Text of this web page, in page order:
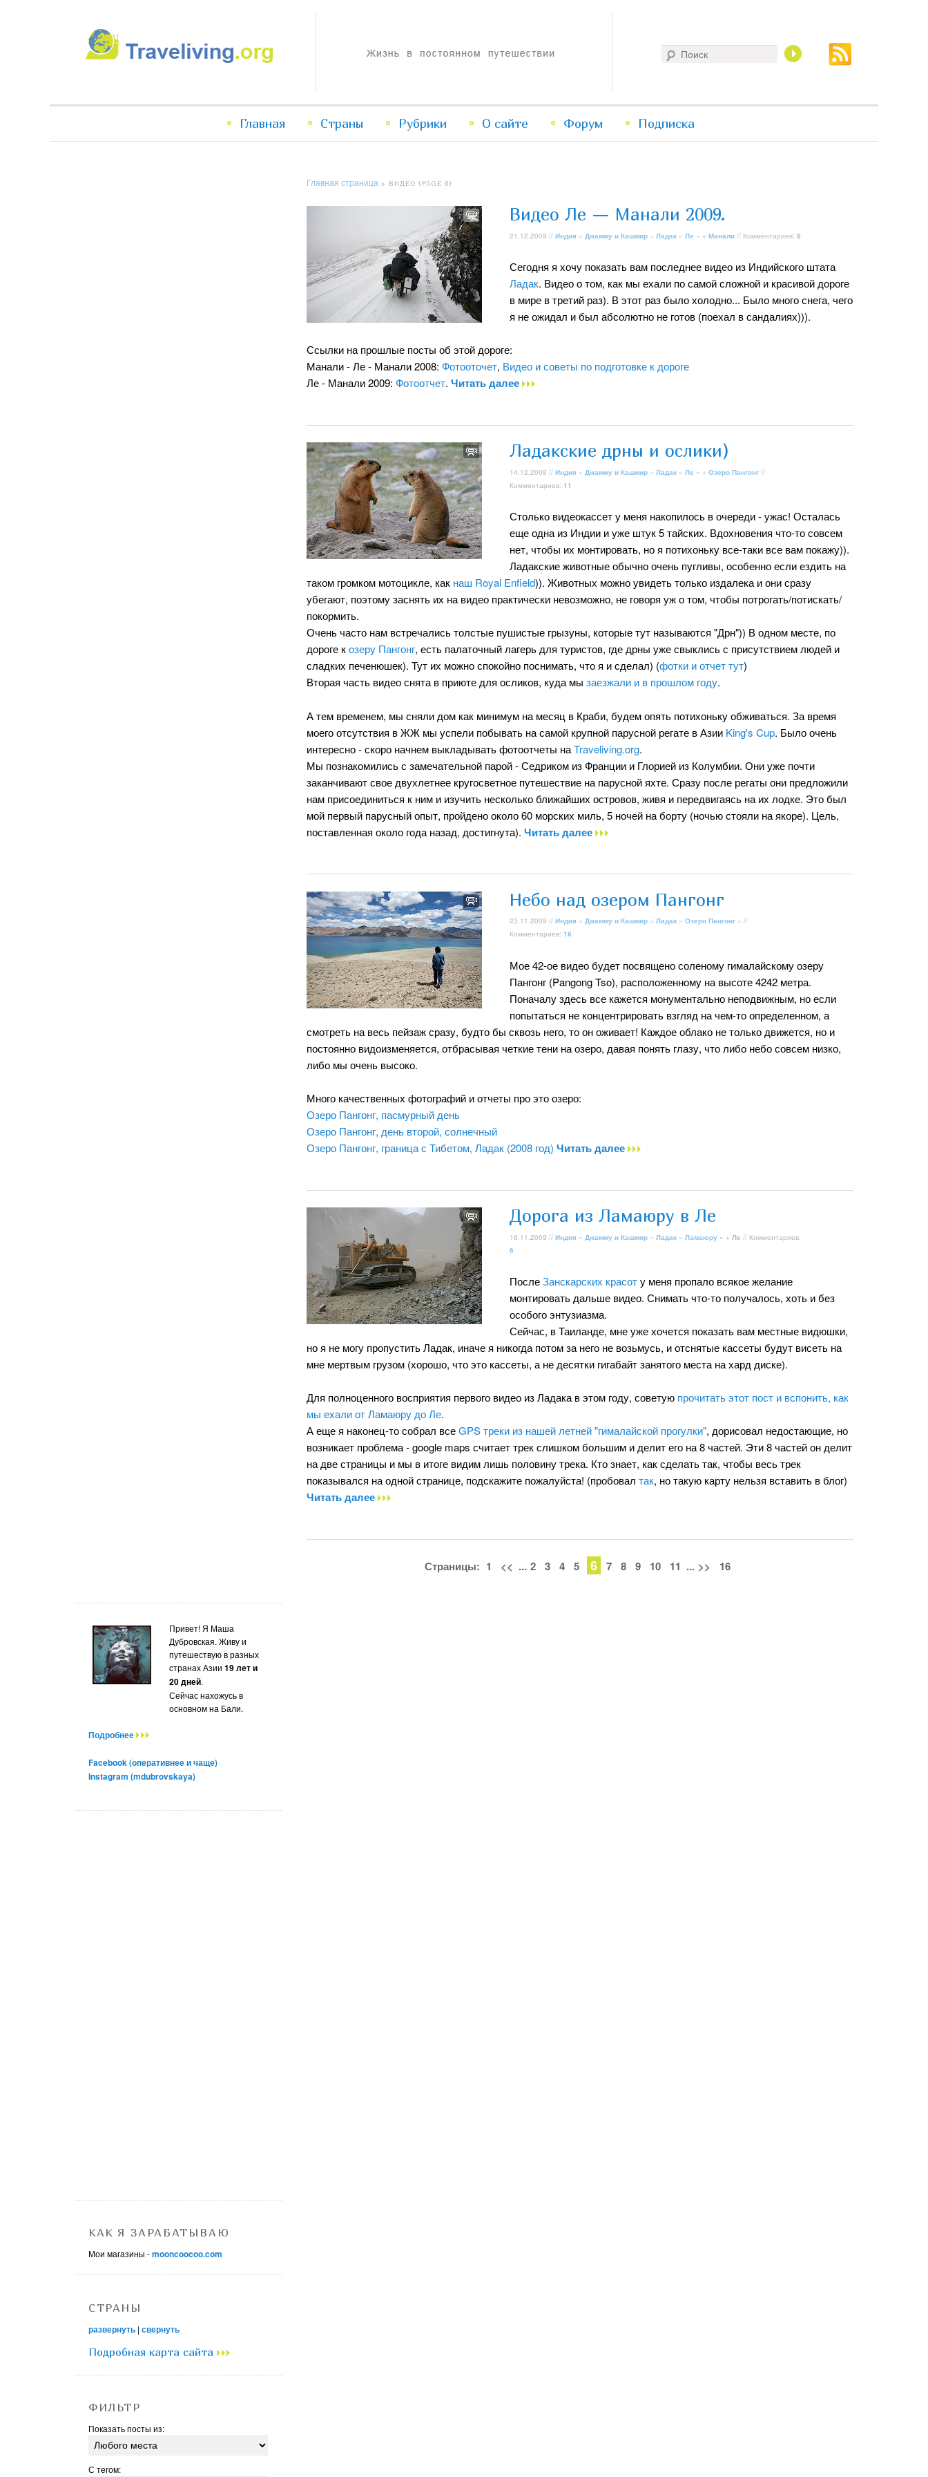
Traveliving
Жизнь в постоянном путешествии
Перейти
содержимому
Перейти
содержимому
Главная Страны Рубрики О сайте Форум Подписка
Главная страница » ВИДЕО (PAGE 6)
Видео Ле — Манали 2009.
21.12.2009 // Индия » Джамму и Кашмир » Ладак » Ле » + Манали // Комментариев: 8
Сегодня я хочу показать вам последнее видео из Индийского штата
Ладак. Видео о том, как мы ехали по самой сложной и красивой дороге
в мире в третий раз). В этот раз было холодно... Было много снега, чего
я не ожидал и был абсолютно не готов (поехал в сандалиях))).
Ссылки на прошлые посты об этой дороге:
Манали - Ле - Манали 2008: Фотооточет, Видео и советы по подготовке к дороге
Ле - Манали 2009: Фотоотчет. Читать далее
Ладакские дрны и ослики)
14.12.2009 // Индия » Джамму и Кашмир » Ладак » Ле » + Озеро Пангонг //
Комментариев: 11
Столько видеокассет у меня накопилось в очереди - ужас! Осталась
еще одна из Индии и уже штук 5 тайских. Вдохновения что-то совсем
нет, чтобы их монтировать, но я потихоньку все-таки все вам покажу)).
Ладакские животные обычно очень пугливы, особенно если ездить на
таком громком мотоцикле, как наш Royal Enfield)). Животных можно увидеть только издалека и они сразу
убегают, поэтому заснять их на видео практически невозможно, не говоря уж о том, чтобы потрогать/потискать/
покормить.
Очень часто нам встречались толстые пушистые грызуны, которые тут называются "Дрн")) В одном месте, по
дороге козеру Пангонг, есть палаточный лагерь для туристов, где дрны уже свыклись с присутствием людей и
сладких печенюшек). Тут их можно спокойно поснимать, что я и сделал) (фотки и отчет тут)
Вторая часть видео снята в приюте для осликов, куда мы заезжали и в прошлом году.
А тем временем, мы сняли дом как минимум на месяц в Краби, будем опять потихоньку обживаться. За время
моего отсутствия в ЖЖ мы успели побывать на самой крупной парусной регате в Азии King's Cup. Было очень
интересно - скоро начнем выкладывать фотоотчеты наTraveliving.org.
Мы познакомились с замечательной парой - Седриком из Франции и Глорией из Колумбии. Они уже почти
заканчивают свое двухлетнее кругосветное путешествие на парусной яхте. Сразу после регаты они предложили
нам присоединиться к ним и изучить несколько ближайших островов, живя и передвигаясь на их лодке. Это был
мой первый парусный опыт, пройдено около 60 морских миль, 5 ночей на борту (ночью стояли на якоре). Цель,
поставленная около года назад, достигнута). Читать далее
Небо над озером Пангонг
23.11.2009 // Индия » Джамму и Кашмир » Ладак » Озеро Пангонг » //
Комментариев: 16
Мое 42-ое видео будет посвящено соленому гималайскому озеру
Пангонг (Pangong Tso), расположенному на высоте 4242 метра.
Поначалу здесь все кажется монументально неподвижным, но если
попытаться не концентрировать взгляд на чем-то определенном, а
смотреть на весь пейзаж сразу, будто бы сквозь него, то он оживает! Каждое облако не только движется, но и
постоянно видоизменяется, отбрасывая четкие тени на озеро, давая понять глазу, что либо небо совсем низко,
либо мы очень высоко.
Много качественных фотографий и отчеты про это озеро:
Озеро Пангонг, пасмурный день
Озеро Пангонг, день второй, солнечный
Озеро Пангонг, граница с Тибетом, Ладак (2008 год) Читать далее
Дорога из Ламаюру в Ле
16.11.2009 // Индия » Джамму и Кашмир » Ладак » Ламаюру » + Ле // Комментариев:
6
ПослеЗанскарских красоту меня пропало всякое желание
монтировать дальше видео. Снимать что-то получалось, хоть и без
особого энтузиазма.
Сейчас, в Таиланде, мне уже хочется показать вам местные видюшки,
но я не могу пропустить Ладак, иначе я никогда потом за него не возьмусь, и отснятые кассеты будут висеть на
мне мертвым грузом (хорошо, что это кассеты, а не десятки гигабайт занятого места на хард диске).
Для полноценного восприятия первого видео из Ладака в этом году, советую прочитать этот пост и вспонить, как
мы ехали от Ламаюру до Ле.
А еще я наконец-то собрал всеGPS треки из нашей летней "гималайской прогулки", дорисовал недостающие, но
возникает проблема - google maps считает трек слишком большим и делит его на 8 частей. Эти 8 частей он делит
на две страницы и мы в итоге видим лишь половину трека. Кто знает, как сделать так, чтобы весь трек
показывался на одной странице, подскажите пожалуйста! (пробовал так, но такую карту нельзя вставить в блог)
Читать далее
Страницы: 1 << ... 2 3 4 5 6 7 8 9 10 11 ... >> 16
Привет! Я Маша
Дубровская. Живу и
путешествую в разных
странах Азии 19 лет и
20 дней.
Сейчас нахожусь в
основном на Бали.
Подробнее
Facebook (оперативнее и чаще)
Instagram (mdubrovskaya)
КАК Я ЗАРАБАТЫВАЮ
Мои магазины -mooncoocoo.com
СТРАНЫ
развернуть | свернуть
Подробная карта сайта
ФИЛЬТР
Показать посты из:
С тегом: